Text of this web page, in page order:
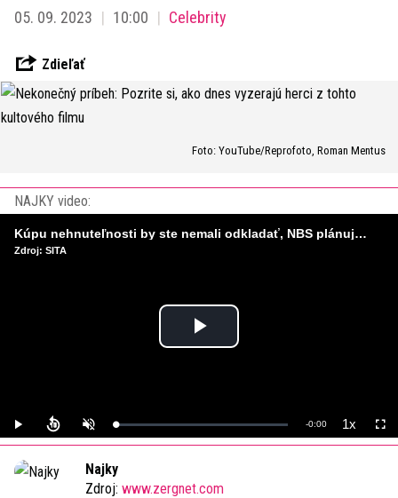
05. 09. 2023 10:00 Celebrity
Zdieľať
Foto: YouTube/Reprofoto, Roman Mentus
NAJKY video:
Play
Play UnmuteLoaded:
0%
Remaining
-0:00 1xPlayback
Rate
Kúpu nehnuteľnosti by ste nemali odkladať, NBS plánuje sprísniť pravidlá pri hypotékach
Zdroj: SITA
Najky
Zdroj: www.zergnet.com